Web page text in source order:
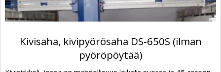
Kivisaha, kivipyörösaha DS-650S (ilman
pyöröpöytää)